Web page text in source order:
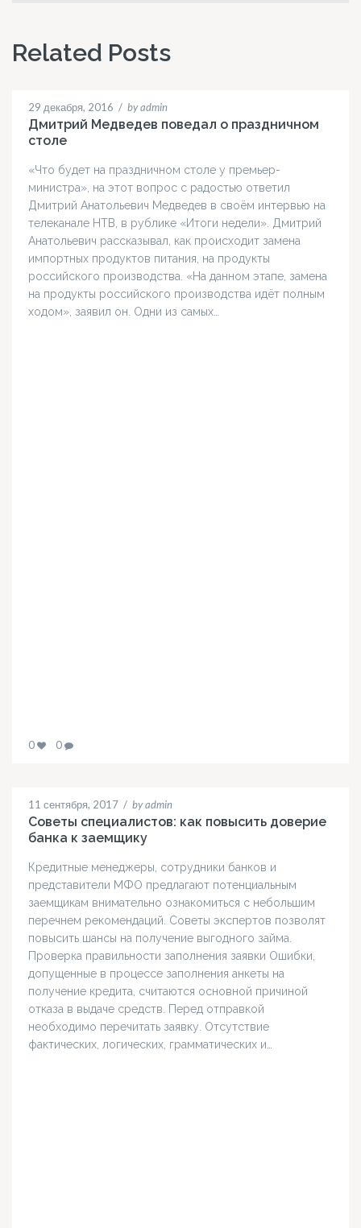
Related Posts
29 декабря, 2016 / by admin
Дмитрий Медведев поведал о праздничном
столе
«Что будет на праздничном столе у премьер-
министра», на этот вопрос с радостью ответил
Дмитрий Анатольевич Медведев в своём интервью на
телеканале НТВ, в рублике «Итоги недели». Дмитрий
Анатольевич рассказывал, как происходит замена
импортных продуктов питания, на продукты
российского производства. «На данном этапе, замена
на продукты российского производства идёт полным
ходом», заявил он. Одни из самых…
0 0
11 сентября, 2017 / by admin
Советы специалистов: как повысить доверие
банка к заемщику
Кредитные менеджеры, сотрудники банков и
представители МФО предлагают потенциальным
заемщикам внимательно ознакомиться с небольшим
перечнем рекомендаций. Советы экспертов позволят
повысить шансы на получение выгодного займа.
Проверка правильности заполнения заявки Ошибки,
допущенные в процессе заполнения анкеты на
получение кредита, считаются основной причиной
отказа в выдаче средств. Перед отправкой
необходимо перечитать заявку. Отсутствие
фактических, логических, грамматических и…